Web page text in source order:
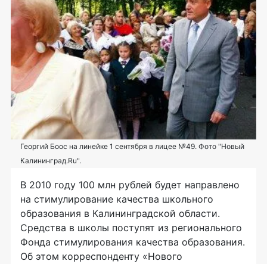
Георгий Боос на линейке 1 сентября в лицее №49. Фото "Новый
Калининград.Ru".
В 2010 году 100 млн рублей будет направлено
на стимулирование качества школьного
образования в Калининградской области.
Средства в школы поступят из регионального
Фонда стимулирования качества образования.
Об этом корреспонденту «Нового